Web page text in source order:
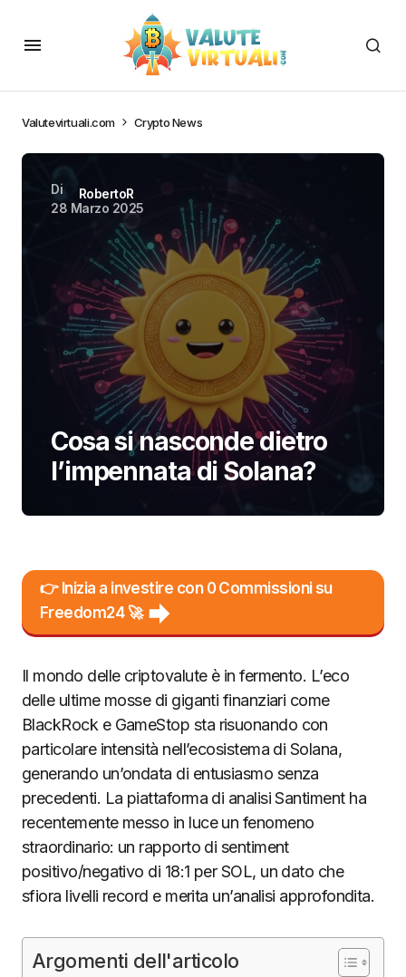
Valutevirtuali.com Crypto News
Di
RobertoR
28 Marzo 2025
Cosa si nasconde dietro
l’impennata di Solana?
👉 Inizia a investire con 0 Commissioni su
Freedom24 🚀
Il mondo delle criptovalute è in fermento. L’eco
delle ultime mosse di giganti finanziari come
BlackRock e GameStop sta risuonando con
particolare intensità nell’ecosistema di Solana,
generando un’ondata di entusiasmo senza
precedenti. La piattaforma di analisi Santiment ha
recentemente messo in luce un fenomeno
straordinario: un rapporto di sentiment
positivo/negativo di 18:1 per SOL, un dato che
sfiora livelli record e merita un’analisi approfondita.
Argomenti dell'articolo